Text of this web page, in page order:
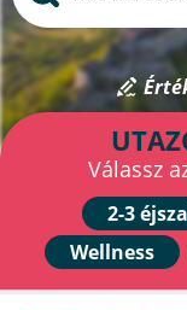
Válassz
2-3
Wellness